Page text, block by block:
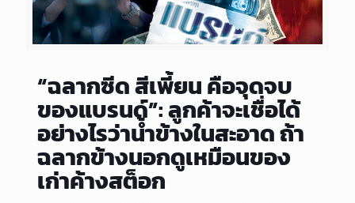
“ฉลากซีด สีเพี้ยน คือจุดจบ
ของแบรนด์”: ลูกค้าจะเชื่อได้
อย่างไรว่าน้ำข้างในสะอาด ถ้า
ฉลากข้างนอกดูเหมือนของ
เก่าค้างสต็อก